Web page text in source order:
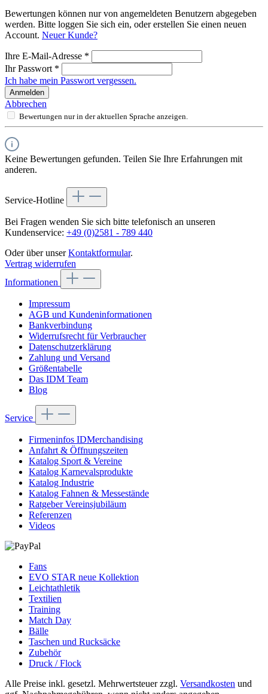
Bewertungen können nur von angemeldeten Benutzern abgegeben
werden. Bitte loggen Sie sich ein, oder erstellen Sie einen neuen
Account. Neuer Kunde?
Ihre E-Mail-Adresse *
Ihr Passwort *
Ich habe mein Passwort vergessen.
Anmelden
Abbrechen
Bewertungen nur in der aktuellen Sprache anzeigen.
Keine Bewertungen gefunden. Teilen Sie Ihre Erfahrungen mit
anderen.
Service-Hotline
Bei Fragen wenden Sie sich bitte telefonisch an unseren
Kundenservice: +49 (0)2581 - 789 440
Oder über unserKontaktformular.
Vertrag widerrufen
Informationen
Impressum
AGB und Kundeninformationen
Bankverbindung
Widerrufsrecht für Verbraucher
Datenschutzerklärung
Zahlung und Versand
Größentabelle
Das IDM Team
Blog
Service
Firmeninfos IDMerchandising
Anfahrt & Öffnungszeiten
Katalog Sport & Vereine
Katalog Karnevalsprodukte
Katalog Industrie
Katalog Fahnen & Messestände
Ratgeber Vereinsjubiläum
Referenzen
Videos
Fans
EVO STAR neue Kollektion
Leichtathletik
Textilien
Training
Match Day
Bälle
Taschen und Rucksäcke
Zubehör
Druck / Flock
Alle Preise inkl. gesetzl. Mehrwertsteuer zzgl. Versandkosten und